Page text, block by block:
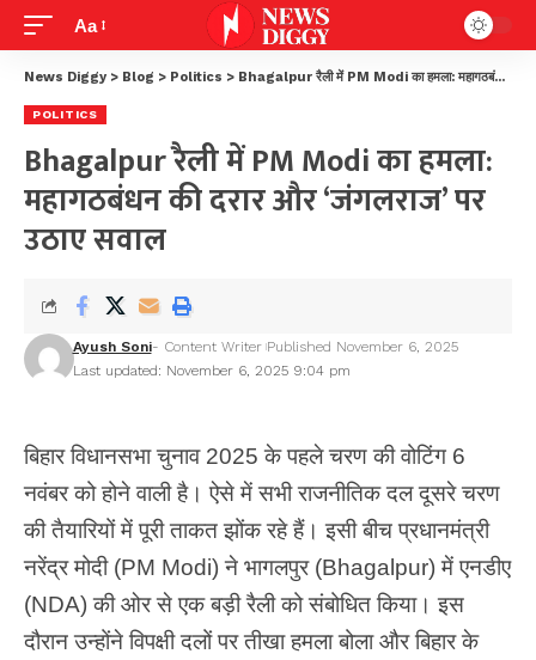
Aa
News Diggy > Blog > Politics > Bhagalpur रैली में PM Modi का हमला: महागठबंधन की दरार और ‘जंगलराज’ पर उठाए सवाल
POLITICS
Bhagalpur रैली में PM Modi का हमला:
महागठबंधन की दरार और ‘जंगलराज’ पर
उठाए सवाल
Last updated: November 6, 2025 9:04 pm
Ayush Soni- Content Writer Published November 6, 2025
बिहार विधानसभा चुनाव 2025 के पहले चरण की वोटिंग 6
नवंबर को होने वाली है। ऐसे में सभी राजनीतिक दल दूसरे चरण
की तैयारियों में पूरी ताकत झोंक रहे हैं। इसी बीच प्रधानमंत्री
नरेंद्र मोदी (PM Modi) ने भागलपुर (Bhagalpur) में एनडीए
(NDA) की ओर से एक बड़ी रैली को संबोधित किया। इस
दौरान उन्होंने विपक्षी दलों पर तीखा हमला बोला और बिहार के